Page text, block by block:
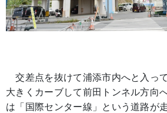
交差点を抜けて浦添市内へと入っ
大きくカーブして前田トンネル方向
は「国際センター線」という道路が